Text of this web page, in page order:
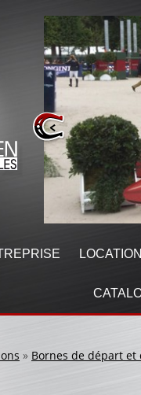
LOCATION
» Bornes de départ et